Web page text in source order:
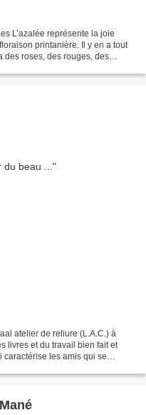
L’azalée représente la joie
printanière. Il y en a tout
des roses, des rouges, des
atelier de reliure (L.A.C.) à
livres et du travail bien fait et
caractérise les amis qui se